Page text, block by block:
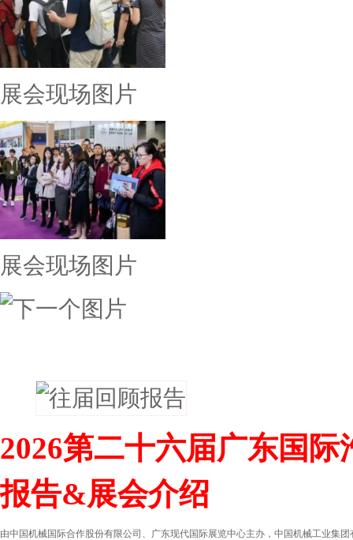
展会现场图片
展会现场图片
2026第二十六届广东国
报告&展会介绍
由中国机械国际合作股份有限公司、广东现代国际展览中心主办，中国机械工业集